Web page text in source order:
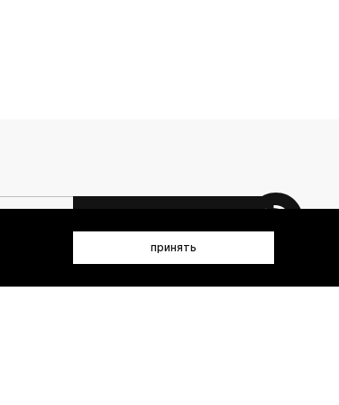
email, телефон) для получения рекламных и
конфиденциальности
принять